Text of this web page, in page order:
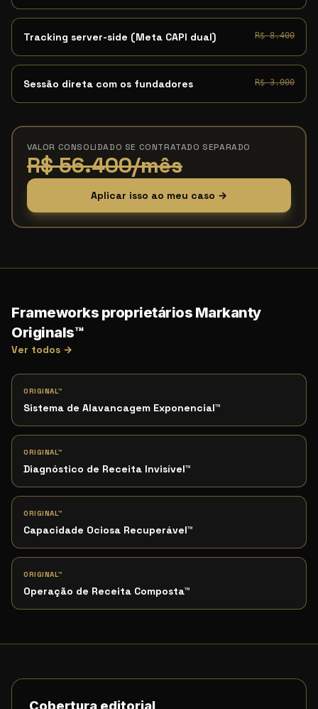
Tracking server-side (Meta CAPI dual) R$ 8.400
Sessão direta com os fundadores R$ 3.000
VALOR CONSOLIDADO SE CONTRATADO SEPARADO
R$ 56.400/mês
Aplicar isso ao meu caso →
Frameworks proprietários Markanty
Originals™
Ver todos →
ORIGINAL™
Sistema de Alavancagem Exponencial™
ORIGINAL™
Diagnóstico de Receita Invisível™
ORIGINAL™
Capacidade Ociosa Recuperável™
ORIGINAL™
Operação de Receita Composta™
Cobertura editorial